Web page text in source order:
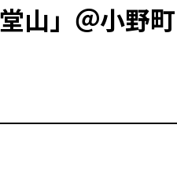
山」＠小野町